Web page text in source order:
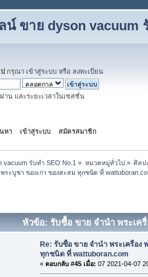
น์ ขาย dyson vacuum
กรุณา เข้าสู่ระบบ หรือ ลงทะเบียน
าน และระยะเวลาในเซสชั่น
หา เข้าสู่ระบบ สมัครสมาชิก
รับทำ SEO No.1 » หมวดหมู่ทั่วไป» ศิลป
ระบูชา ของเก่า ของสะสม ทุกชนิด ที่
หัวข้อ: รับซื้อ ขาย จำนำ พระเค
Re: รับซื้อ ขาย จำนำ พระเครื่อง
ทุกชนิด ที่ wattuboran.com
« ตอบกลับ #45 เมื่อ: 07 2021-04-07